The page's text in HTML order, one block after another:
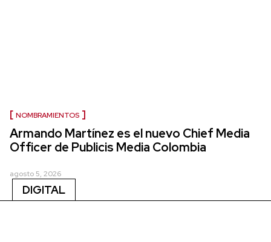
NOMBRAMIENTOS
Armando Martínez es el nuevo Chief Media
Officer de Publicis Media Colombia
agosto 5, 2026
DIGITAL